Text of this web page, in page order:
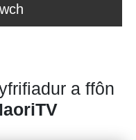
a ffôn